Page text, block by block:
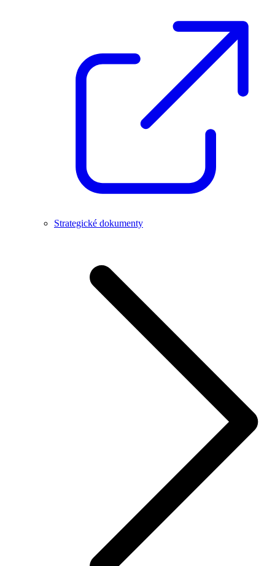
Strategické dokumenty